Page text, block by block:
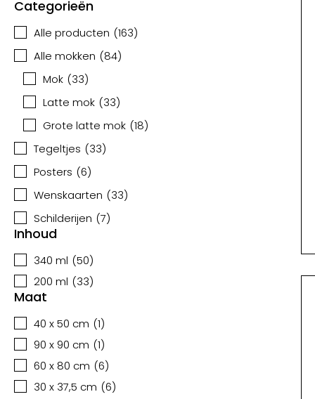
Categorieën
Alle producten (163)
Alle mokken (84)
Mok (33)
Latte mok (33)
Grote latte mok (18)
Tegeltjes (33)
Posters (6)
Wenskaarten (33)
Schilderijen (7)
Inhoud
340 ml (50)
200 ml (33)
Maat
40 x 50 cm (1)
90 x 90 cm (1)
60 x 80 cm (6)
30 x 37,5 cm (6)